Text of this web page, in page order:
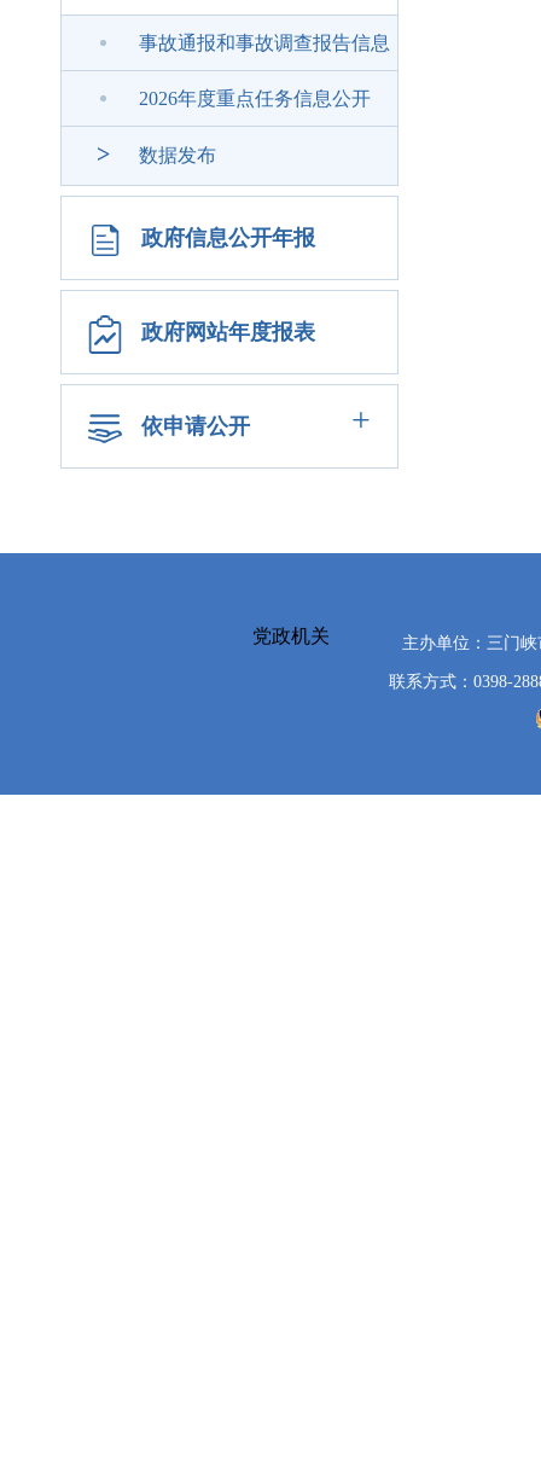
事故通报和事故调查报告信息
2026年度重点任务信息公开
> 数据发布
政府信息公开年报
政府网站年度报表
依申请公开 +
党政机关 主办单位：三门
联系方式：0398-